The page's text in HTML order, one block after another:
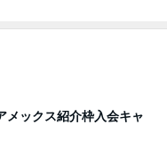
ックス紹介枠入会キャ